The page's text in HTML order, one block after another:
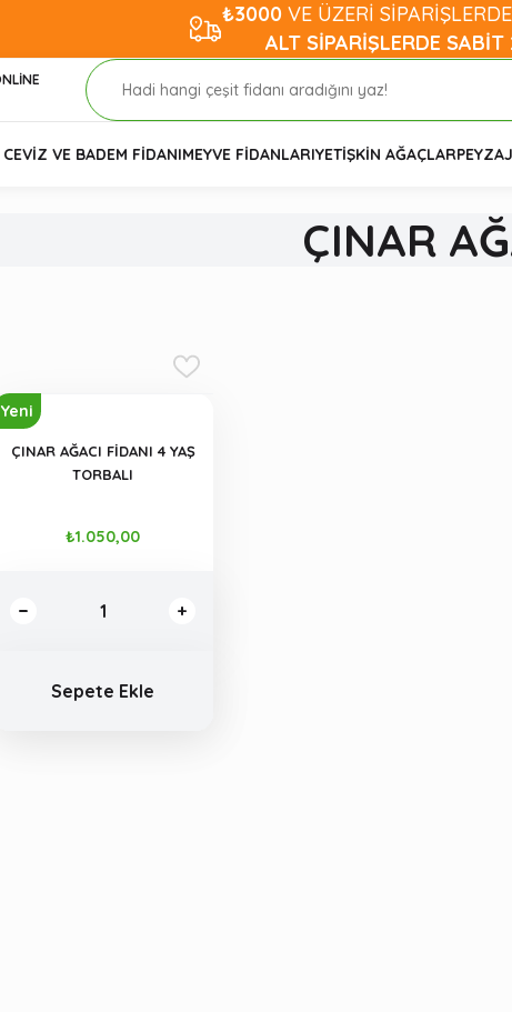
₺3000 VE ÜZERİ SİPARİŞLERDE
ALT SİPARİŞLERDE
CEVİZ VE BADEM FİDANIMEYVE FİDANLARIYETİŞKİN AĞAÇLAR
ÇINAR
Yeni
ÇINAR AĞACI FİDANI 4 YAŞ
TORBALI
₺1.050,00
Sepete Ekle